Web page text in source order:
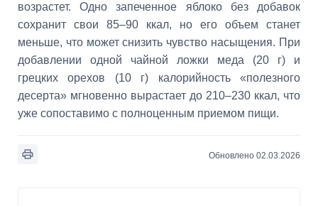
возрастет. Одно запеченное яблоко без добавок
сохранит свои 85–90 ккал, но его объем станет
меньше, что может снизить чувство насыщения. При
добавлении одной чайной ложки меда (20 г) и
грецких орехов (10 г) калорийность «полезного
десерта» мгновенно вырастает до 210–230 ккал, что
уже сопоставимо с полноценным приемом пищи.
Обновлено 02.03.2026